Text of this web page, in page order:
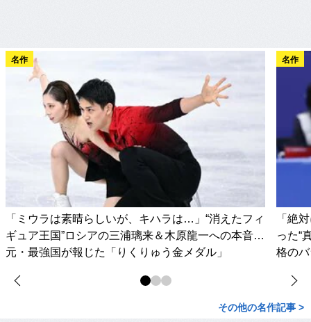
名作
「ミウラは素晴らしいが、キハラは…」“消えたフィ
ギュア王国”ロシアの三浦璃来＆木原龍一への本音…
元・最強国が報じた「りくりゅう金メダル」
名作
「絶
った“
格の
その他の名作記事 >